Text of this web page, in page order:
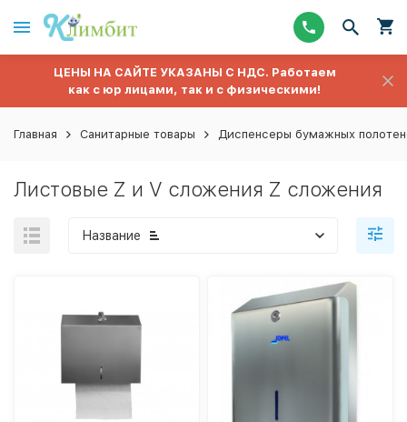
ЦЕНЫ НА САЙТЕ УКАЗАНЫ С НДС. Работаем
как с юр лицами, так и с физическими!
Главная Санитарные товары Диспенсеры бумажных
Листовые Z и V сложения Z сложения
Название